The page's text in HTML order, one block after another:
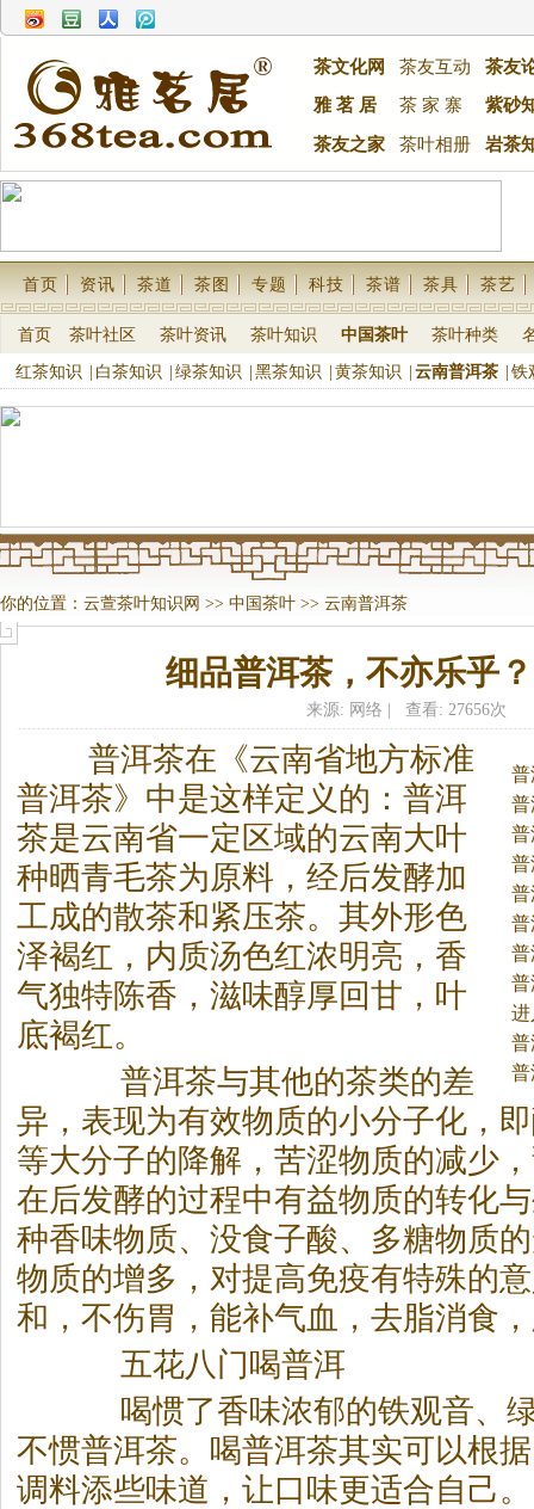
茶文化网 茶友互动
茶友
雅 茗 居
茶 家 寨 紫砂
茶友之家 茶叶相册 岩茶
首页 资讯 茶道 茶图 专题 科技 茶谱 茶具 茶艺
首页 茶叶社区 茶叶资讯 茶叶知识 中国茶叶 茶叶种类
红茶知识 白茶知识 绿茶知识 黑茶知识 黄茶知识 云南普洱茶 铁
你的位置： 云萱茶叶知识网 >> 中国茶叶 >> 云南普洱茶
细品普洱茶，不亦乐乎？
来源: 网络 | 查看: 27656次
蜜
茶
普洱茶在《云南省地方标准
普洱茶》中是这样定义的：普洱
茶是云南省一定区域的云南大叶
种晒青毛茶为原料，经后发酵加
工成的散茶和紧压茶。 其外形色
泽褐红，内质汤色红浓明亮，香
气独特陈香，滋味醇厚回甘，叶
底褐红。
普洱茶与其他的茶类的差
异，表现为有效物质的小分子化，
等大分子的降解，苦涩物质的减少
在后发酵的过程中有益物质的转化
种香味物质、没食子酸、多糖物质
物质的增多，对提高免疫有特殊的
和，不伤胃，能补气血，去脂消食
五花八门喝普洱
喝惯了香味浓郁的铁观音、
不惯普洱茶。喝普洱茶其实可以根
调料添些味道，让口味更适合自己。